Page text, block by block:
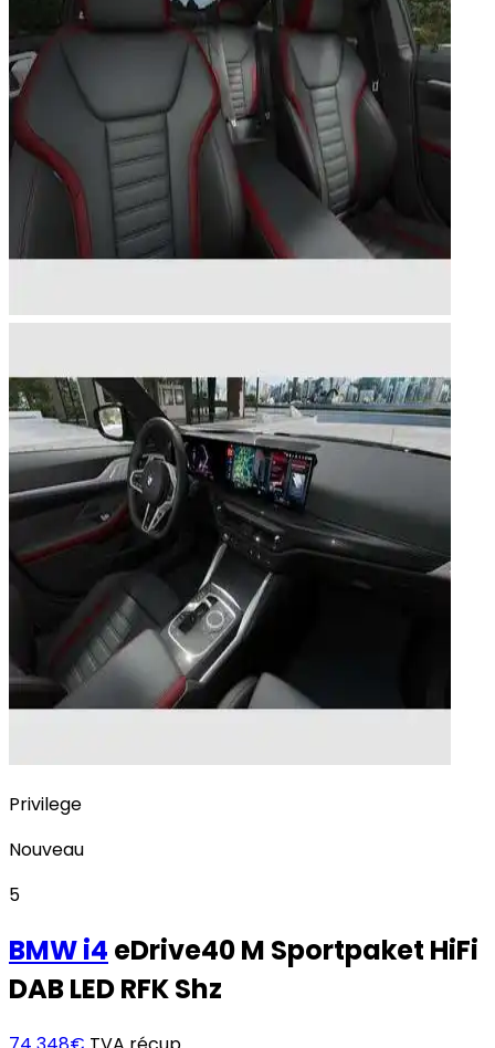
Privilege
Nouveau
5
BMWi4 eDrive40 M Sportpaket HiFi
DAB LED RFK Shz